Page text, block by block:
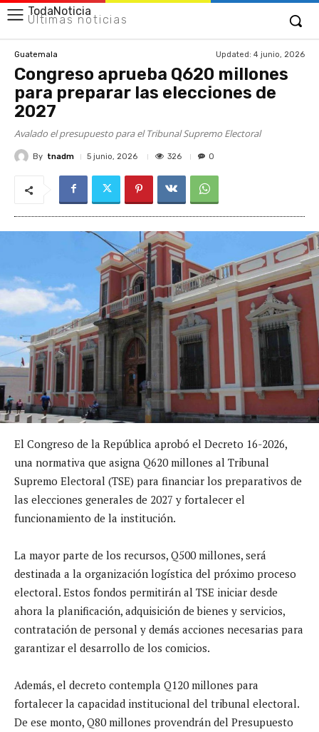
TodaNoticia
Últimas noticias
Guatemala Updated: 4 junio, 2026
Congreso aprueba Q620 millones
para preparar las elecciones de
2027
Avalado el presupuesto para el Tribunal Supremo Electoral
By tnadm 5 junio, 2026 326 0
El Congreso de la República aprobó el Decreto 16-2026,
una normativa que asigna Q620 millones al Tribunal
Supremo Electoral (TSE) para financiar los preparativos de
las elecciones generales de 2027 y fortalecer el
funcionamiento de la institución.
La mayor parte de los recursos, Q500 millones, será
destinada a la organización logística del próximo proceso
electoral. Estos fondos permitirán al TSE iniciar desde
ahora la planificación, adquisición de bienes y servicios,
contratación de personal y demás acciones necesarias para
garantizar el desarrollo de los comicios.
Además, el decreto contempla Q120 millones para
fortalecer la capacidad institucional del tribunal electoral.
De ese monto, Q80 millones provendrán del Presupuesto